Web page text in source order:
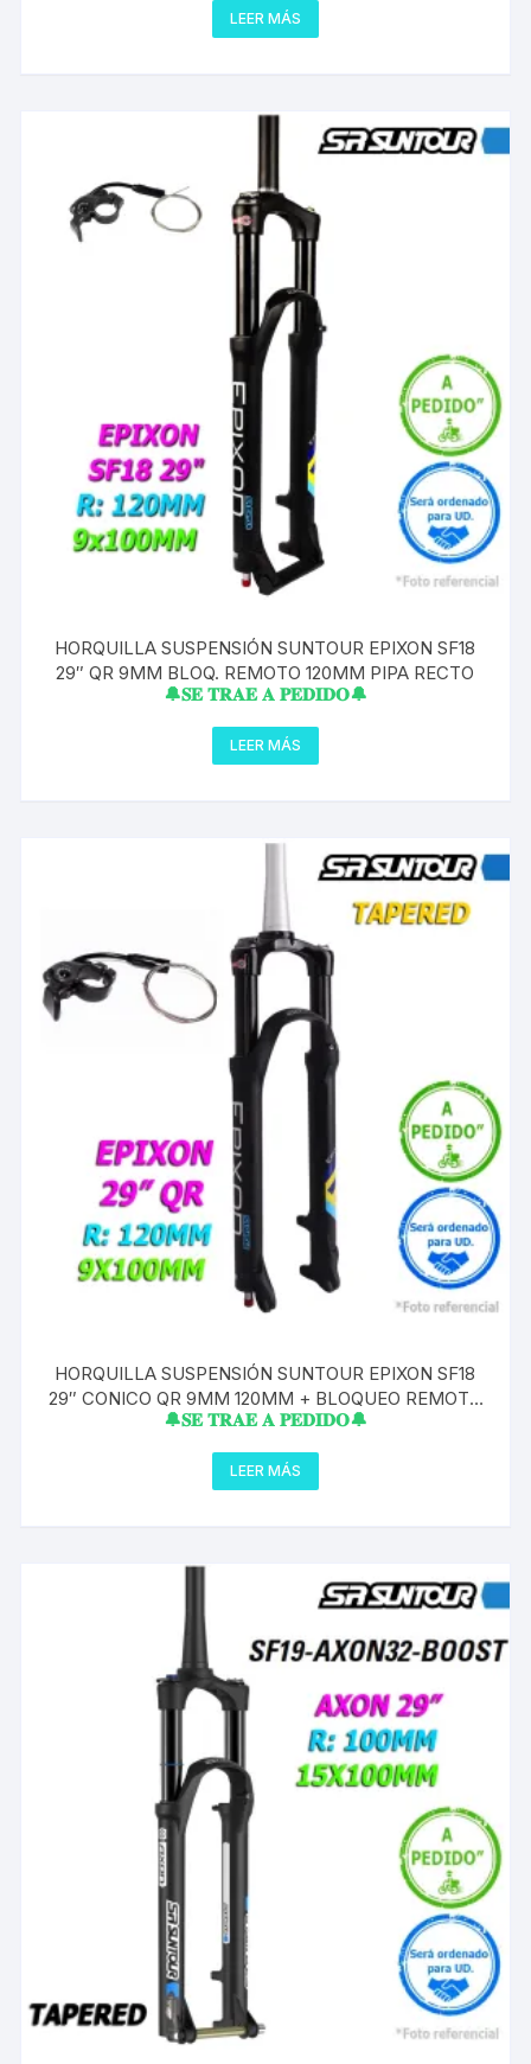
LEER MÁS
HORQUILLA SUSPENSIÓN SUNTOUR EPIXON SF18
29″ QR 9MM BLOQ. REMOTO 120MM PIPA RECTO
🔔𝐒𝐄 𝐓𝐑𝐀𝐄 𝐀 𝐏𝐄𝐃𝐈𝐃𝐎🔔
LEER MÁS
HORQUILLA SUSPENSIÓN SUNTOUR EPIXON SF18
29″ CONICO QR 9MM 120MM + BLOQUEO REMOTO
PIPA CONICO TAPERED
🔔𝐒𝐄 𝐓𝐑𝐀𝐄 𝐀 𝐏𝐄𝐃𝐈𝐃𝐎🔔
LEER MÁS